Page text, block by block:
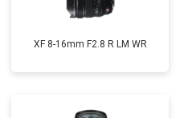
XF 8-16mm F2.8 R LM WR